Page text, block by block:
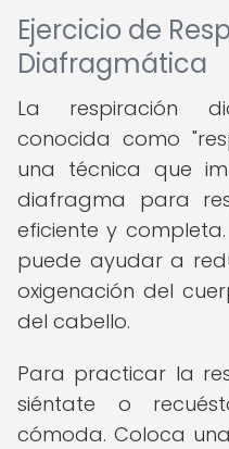
Ejercicio de
Diafragmática
La respiración
conocida como
una técnica que
diafragma para
eficiente y
puede ayudar a
oxigenación del
del cabello.
Para practicar la
siéntate o
cómoda. Coloca